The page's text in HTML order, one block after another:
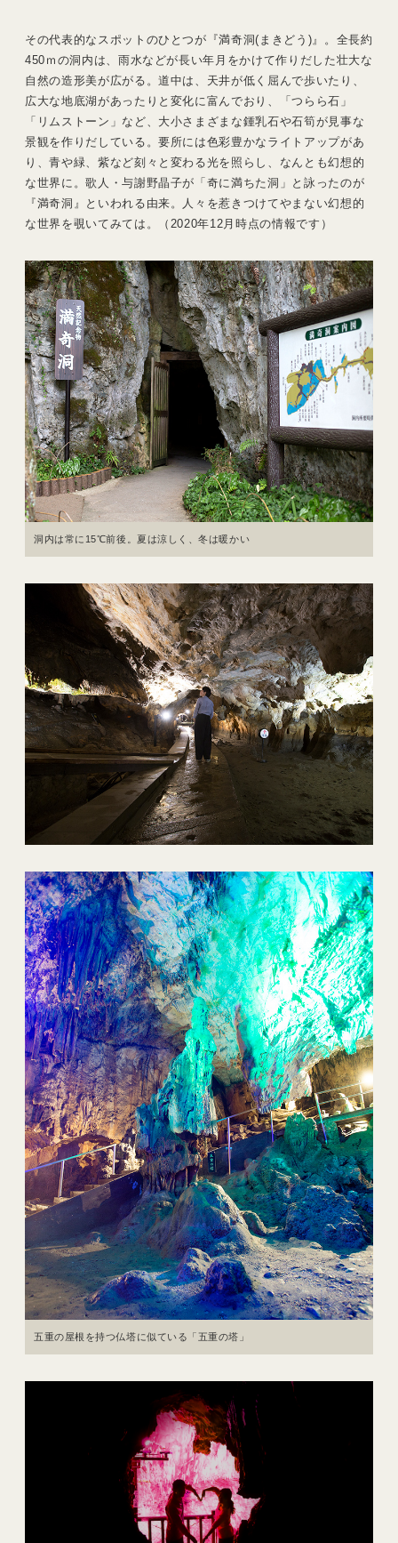
その代表的なスポットのひとつが『満奇洞(まきどう)』。全長約
450ｍの洞内は、雨水などが長い年月をかけて作りだした壮大な
自然の造形美が広がる。道中は、天井が低く屈んで歩いたり、
広大な地底湖があったりと変化に富んでおり、「つらら石」
「リムストーン」など、大小さまざまな鍾乳石や石筍が見事な
景観を作りだしている。要所には色彩豊かなライトアップがあ
り、青や緑、紫など刻々と変わる光を照らし、なんとも幻想的
な世界に。歌人・与謝野晶子が「奇に満ちた洞」と詠ったのが
『満奇洞』といわれる由来。人々を惹きつけてやまない幻想的
な世界を覗いてみては。（2020年12月時点の情報です）
洞内は常に15℃前後。夏は涼しく、冬は暖かい
五重の屋根を持つ仏塔に似ている「五重の塔」